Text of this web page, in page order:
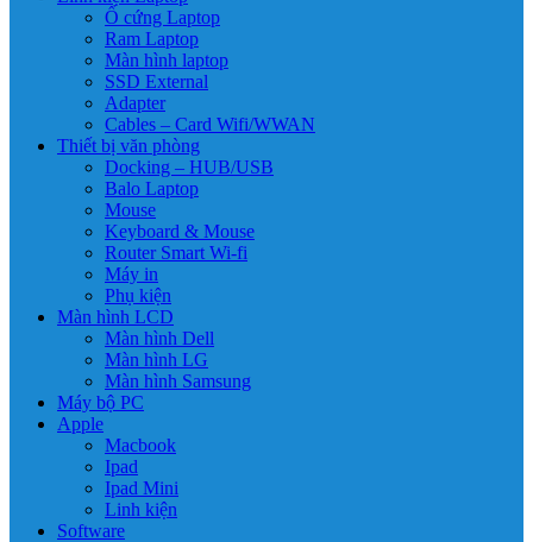
Ổ cứng Laptop
Ram Laptop
Màn hình laptop
SSD External
Adapter
Cables – Card Wifi/WWAN
Thiết bị văn phòng
Docking – HUB/USB
Balo Laptop
Mouse
Keyboard & Mouse
Router Smart Wi-fi
Máy in
Phụ kiện
Màn hình LCD
Màn hình Dell
Màn hình LG
Màn hình Samsung
Máy bộ PC
Apple
Macbook
Ipad
Ipad Mini
Linh kiện
Software